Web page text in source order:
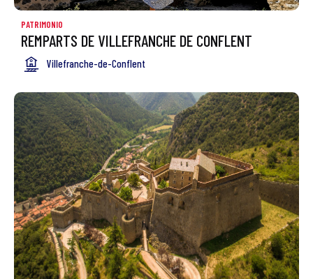
PATRIMONIO
REMPARTS DE VILLEFRANCHE DE CONFLENT
Villefranche-de-Conflent